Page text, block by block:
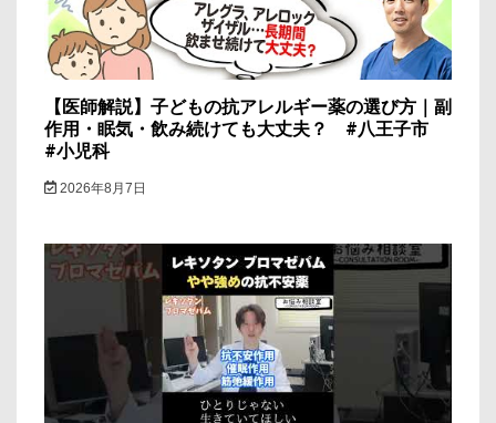
【医師解説】子どもの抗アレルギー薬の選び方｜副
作用・眠気・飲み続けても大丈夫？ #八王子市
#小児科
2026年8月7日